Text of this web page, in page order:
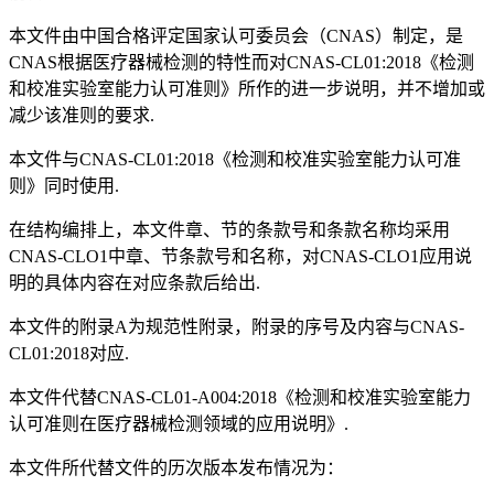
本文件由中国合格评定国家认可委员会（CNAS）制定，是
CNAS根据医疗器械检测的特性而对CNAS-CL01:2018《检测
和校准实验室能力认可准则》所作的进一步说明，并不增加或
减少该准则的要求.
本文件与CNAS-CL01:2018《检测和校准实验室能力认可准
则》同时使用.
在结构编排上，本文件章、节的条款号和条款名称均采用
CNAS-CLO1中章、节条款号和名称，对CNAS-CLO1应用说
明的具体内容在对应条款后给出.
本文件的附录A为规范性附录，附录的序号及内容与CNAS-
CL01:2018对应.
本文件代替CNAS-CL01-A004:2018《检测和校准实验室能力
认可准则在医疗器械检测领域的应用说明》.
本文件所代替文件的历次版本发布情况为：